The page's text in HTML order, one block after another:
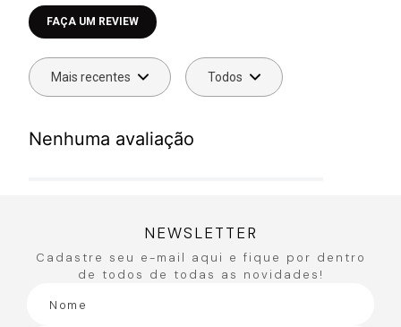
Faça login para escrever uma avaliação.
Mais recentes Todos
Nenhuma avaliação
NEWSLETTER
Cadastre seu e-mail aqui e fique por dentro
de todos de todas as novidades!